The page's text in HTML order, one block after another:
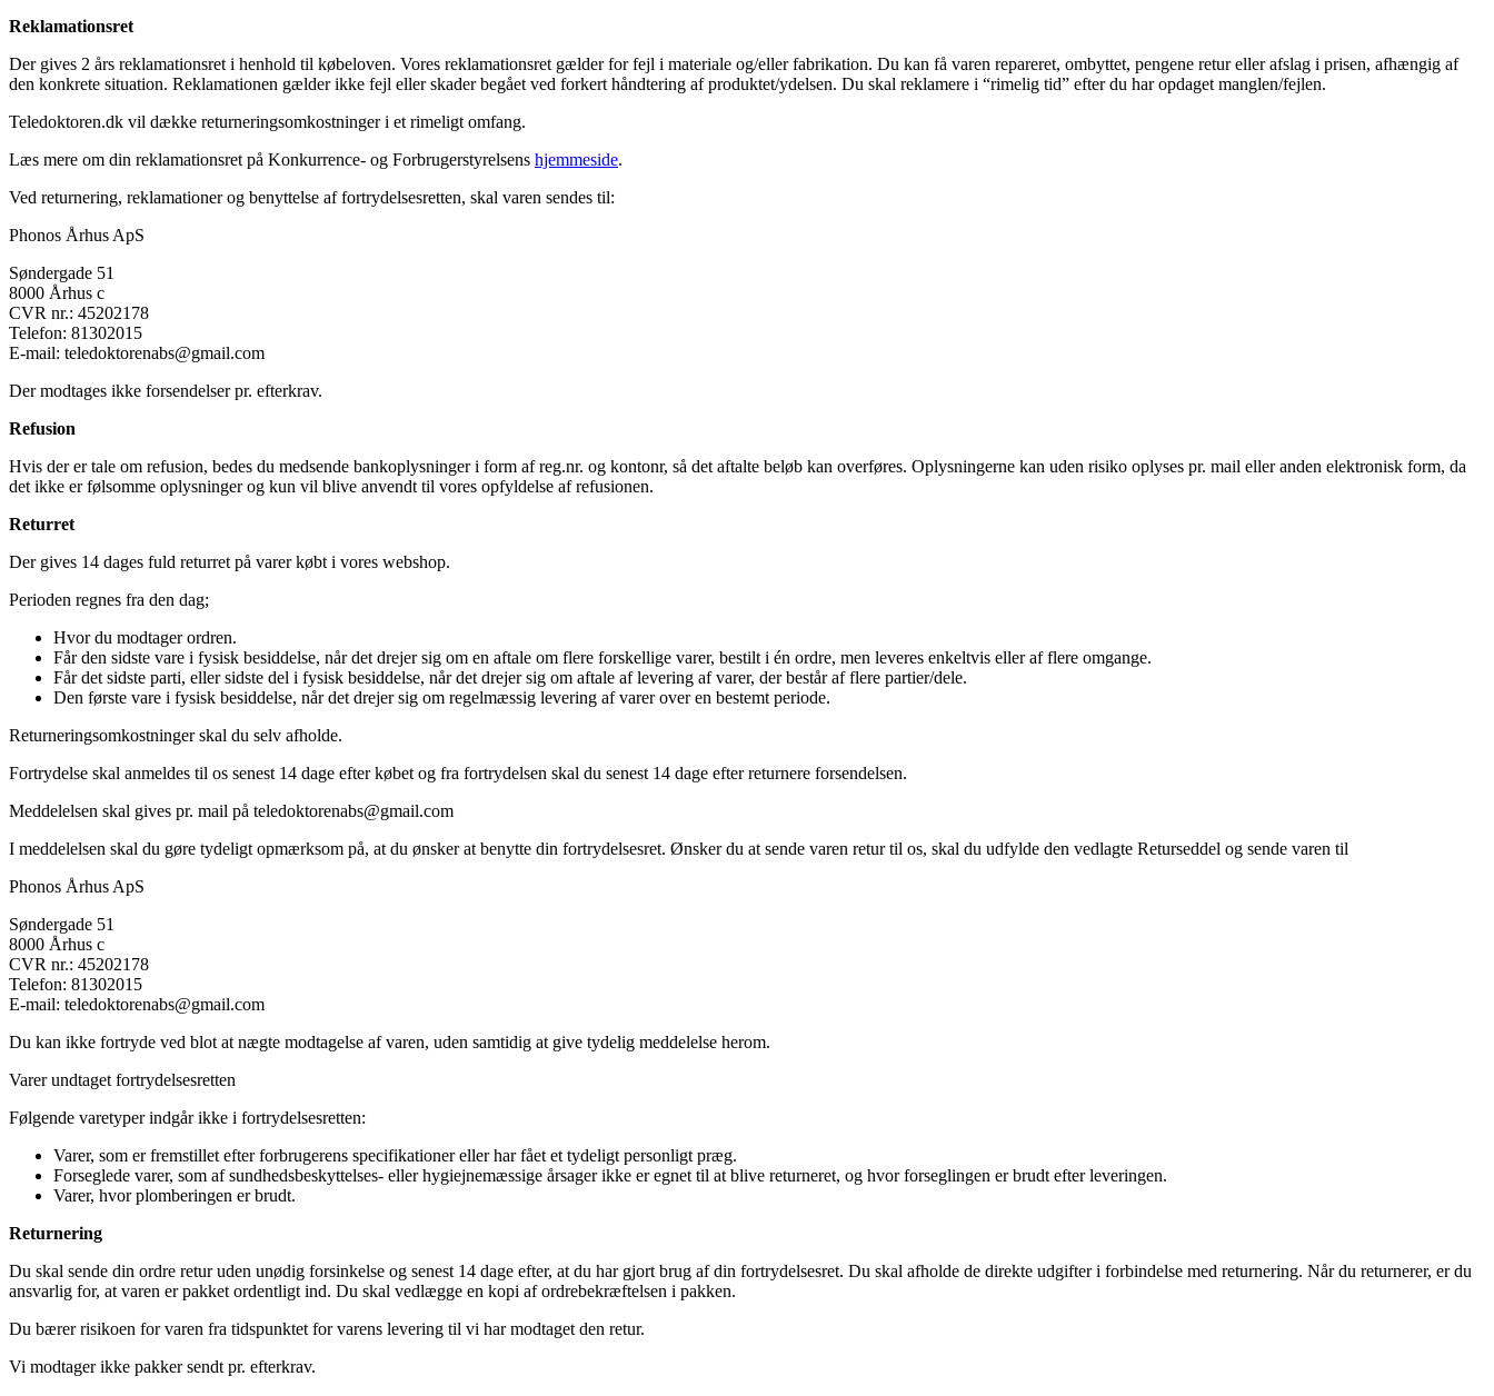
Reklamationsret
Der gives 2 års reklamationsret i henhold til købeloven. Vores reklamationsret gælder for fejl i materiale og/eller fabrikation. Du kan få varen repareret, ombyttet, pengene retur eller afslag i prisen, afhængig af
den konkrete situation. Reklamationen gælder ikke fejl eller skader begået ved forkert håndtering af produktet/ydelsen. Du skal reklamere i “rimelig tid” efter du har opdaget manglen/fejlen.
Teledoktoren.dk vil dække returneringsomkostninger i et rimeligt omfang.
Læs mere om din reklamationsret på Konkurrence- og Forbrugerstyrelsens hjemmeside.
Ved returnering, reklamationer og benyttelse af fortrydelsesretten, skal varen sendes til:
Phonos Århus ApS
Søndergade 51
8000 Århus c
CVR nr.: 45202178
Telefon: 81302015
E-mail: teledoktorenabs@gmail.com
Der modtages ikke forsendelser pr. efterkrav.
Refusion
Hvis der er tale om refusion, bedes du medsende bankoplysninger i form af reg.nr. og kontonr, så det aftalte beløb kan overføres. Oplysningerne kan uden risiko oplyses pr. mail eller anden elektronisk form, da
det ikke er følsomme oplysninger og kun vil blive anvendt til vores opfyldelse af refusionen.
Returret
Der gives 14 dages fuld returret på varer købt i vores webshop.
Perioden regnes fra den dag;
Hvor du modtager ordren.
Får den sidste vare i fysisk besiddelse, når det drejer sig om en aftale om flere forskellige varer, bestilt i én ordre, men leveres enkeltvis eller af flere omgange.
Får det sidste parti, eller sidste del i fysisk besiddelse, når det drejer sig om aftale af levering af varer, der består af flere partier/dele.
Den første vare i fysisk besiddelse, når det drejer sig om regelmæssig levering af varer over en bestemt periode.
Returneringsomkostninger skal du selv afholde.
Fortrydelse skal anmeldes til os senest 14 dage efter købet og fra fortrydelsen skal du senest 14 dage efter returnere forsendelsen.
Meddelelsen skal gives pr. mail på teledoktorenabs@gmail.com
I meddelelsen skal du gøre tydeligt opmærksom på, at du ønsker at benytte din fortrydelsesret. Ønsker du at sende varen retur til os, skal du udfylde den vedlagte Returseddel og sende varen til
Phonos Århus ApS
Søndergade 51
8000 Århus c
CVR nr.: 45202178
Telefon: 81302015
E-mail: teledoktorenabs@gmail.com
Du kan ikke fortryde ved blot at nægte modtagelse af varen, uden samtidig at give tydelig meddelelse herom.
Varer undtaget fortrydelsesretten
Følgende varetyper indgår ikke i fortrydelsesretten:
Varer, som er fremstillet efter forbrugerens specifikationer eller har fået et tydeligt personligt præg.
Forseglede varer, som af sundhedsbeskyttelses- eller hygiejnemæssige årsager ikke er egnet til at blive returneret, og hvor forseglingen er brudt efter leveringen.
Varer, hvor plomberingen er brudt.
Returnering
Du skal sende din ordre retur uden unødig forsinkelse og senest 14 dage efter, at du har gjort brug af din fortrydelsesret. Du skal afholde de direkte udgifter i forbindelse med returnering. Når du returnerer, er du
ansvarlig for, at varen er pakket ordentligt ind. Du skal vedlægge en kopi af ordrebekræftelsen i pakken.
Du bærer risikoen for varen fra tidspunktet for varens levering til vi har modtaget den retur.
Vi modtager ikke pakker sendt pr. efterkrav.